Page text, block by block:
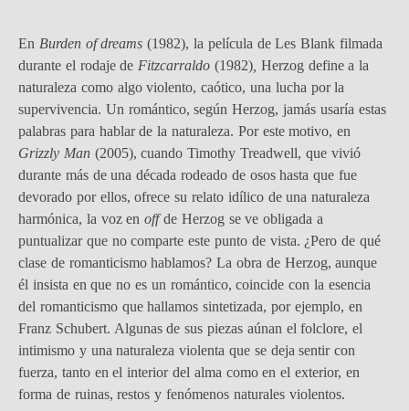
En Burden of dreams(1982), la película de Les Blank filmada
durante el rodaje de Fitzcarraldo(1982) Herzog define a la
naturaleza como algo violento, caótico, una lucha por la
supervivencia. Un romántico, según Herzog, jamás usaría estas
palabras para hablar de la naturaleza. Por este motivo, en
Grizzly Man (2005), cuando Timothy Treadwell, que vivió
durante más de una década rodeado de osos hasta que fue
devorado por ellos, ofrece su relato idílico de una naturaleza
harmónica, la voz enoffde Herzog se ve obligada a
puntualizar que no comparte este punto de vista. ¿Pero de qué
clase de romanticismo hablamos? La obra de Herzog, aunque
él insista en que no es un romántico, coincide con la esencia
del romanticismo que hallamos sintetizada, por ejemplo, en
Franz Schubert. Algunas de sus piezas aúnan el folclore, el
intimismo y una naturaleza violenta que se deja sentir con
fuerza, tanto en el interior del alma como en el exterior, en
forma de ruinas, restos y fenómenos naturales violentos.